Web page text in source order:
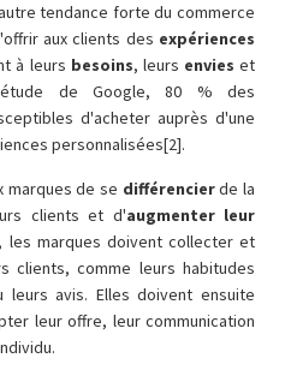
tendance forte du commerce
aux clients des expériences
à leurs besoins, leurs envieset
de Google, 80 % des
d'acheter auprès d'une
personnalisées[2].
marques de se différencierde la
clients et d'augmenter leur
les marques doivent collecter et
clients, comme leurs habitudes
avis. Elles doivent ensuite
leur offre, leur communication